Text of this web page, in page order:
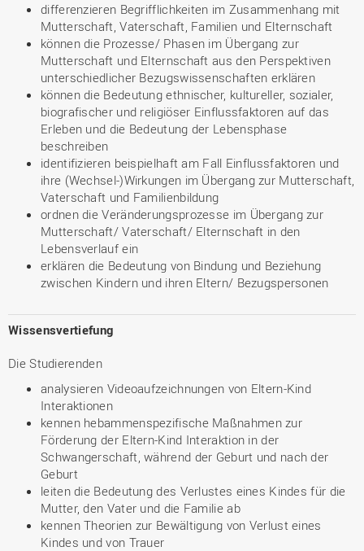
differenzieren Begrifflichkeiten im Zusammenhang mit
Mutterschaft, Vaterschaft, Familien und Elternschaft
können die Prozesse/ Phasen im Übergang zur
Mutterschaft und Elternschaft aus den Perspektiven
unterschiedlicher Bezugswissenschaften erklären
können die Bedeutung ethnischer, kultureller, sozialer,
biografischer und religiöser Einflussfaktoren auf das
Erleben und die Bedeutung der Lebensphase
beschreiben
identifizieren beispielhaft am Fall Einflussfaktoren und
ihre (Wechsel-)Wirkungen im Übergang zur Mutterschaft,
Vaterschaft und Familienbildung
ordnen die Veränderungsprozesse im Übergang zur
Mutterschaft/ Vaterschaft/ Elternschaft in den
Lebensverlauf ein
erklären die Bedeutung von Bindung und Beziehung
zwischen Kindern und ihren Eltern/ Bezugspersonen
Wissensvertiefung
Die Studierenden
analysieren Videoaufzeichnungen von Eltern-Kind
Interaktionen
kennen hebammenspezifische Maßnahmen zur
Förderung der Eltern-Kind Interaktion in der
Schwangerschaft, während der Geburt und nach der
Geburt
leiten die Bedeutung des Verlustes eines Kindes für die
Mutter, den Vater und die Familie ab
kennen Theorien zur Bewältigung von Verlust eines
Kindes und von Trauer